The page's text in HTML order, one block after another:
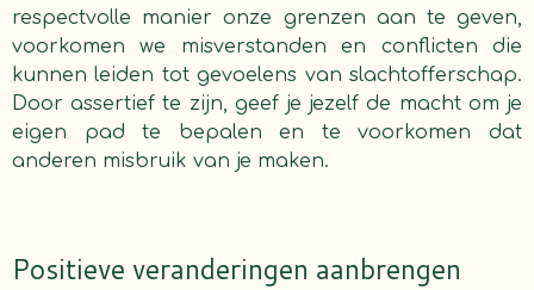
respectvolle manier onze grenzen aan te geven,
voorkomen we misverstanden en conflicten die
kunnen leiden tot gevoelens van slachtofferschap.
Door assertief te zijn, geef je jezelf de macht om je
eigen pad te bepalen en te voorkomen dat
anderen misbruik van je maken.
Positieve veranderingen aanbrengen